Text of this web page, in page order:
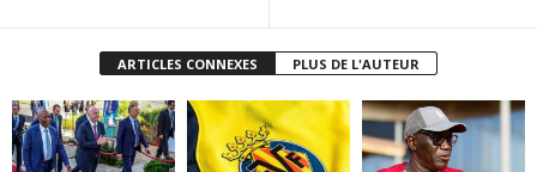
ARTICLES CONNEXES PLUS DE L'AUTEUR